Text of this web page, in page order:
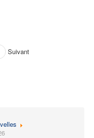
Suivant